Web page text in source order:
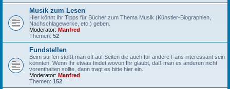
Musik zum Lesen
Hier könnt Ihr Tipps für Bücher zum Thema Musik (Künstler-Biographien,
Nachschlagewerke, etc.) geben.
Moderator: Manfred
Themen: 52
Fundstellen
Beim surfen stößt man oft auf Seiten die auch für andere Fans interessant sein
könnten. Wenn Ihr etwas findet wovon Ihr glaubt, daß man es anderen nicht
vorenthalten sollte, dann tragt es bitte hier ein.
Moderator: Manfred
Themen: 152